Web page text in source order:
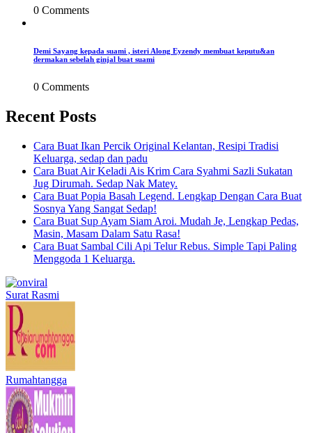
0 Comments
Demi Sayang kepada suami , isteri Along Eyzendy membuat keputu&an
dermakan sebelah ginjal buat suami
0 Comments
Recent Posts
Cara Buat Ikan Percik Original Kelantan, Resipi Tradisi
Keluarga, sedap dan padu
Cara Buat Air Keladi Ais Krim Cara Syahmi Sazli Sukatan
Jug Dirumah. Sedap Nak Matey.
Cara Buat Popia Basah Legend. Lengkap Dengan Cara Buat
Sosnya Yang Sangat Sedap!
Cara Buat Sup Ayam Siam Aroi. Mudah Je, Lengkap Pedas,
Masin, Masam Dalam Satu Rasa!
Cara Buat Sambal Cili Api Telur Rebus. Simple Tapi Paling
Menggoda 1 Keluarga.
Surat Rasmi
Rumahtangga